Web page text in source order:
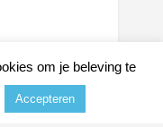
om je beleving te
Accepteren